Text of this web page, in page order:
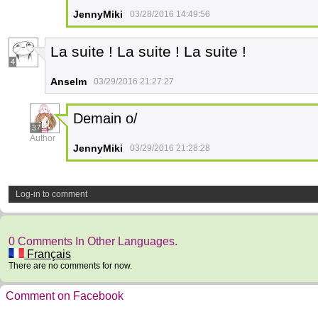
JennyMiki 03/28/2016 14:49:56
4
La suite ! La suite ! La suite !
Anselm 03/29/2016 21:27:27
37
Author
Demain o/
JennyMiki 03/29/2016 21:28:28
Log-in to comment
0 Comments In Other Languages.
Français
There are no comments for now.
Comment on Facebook